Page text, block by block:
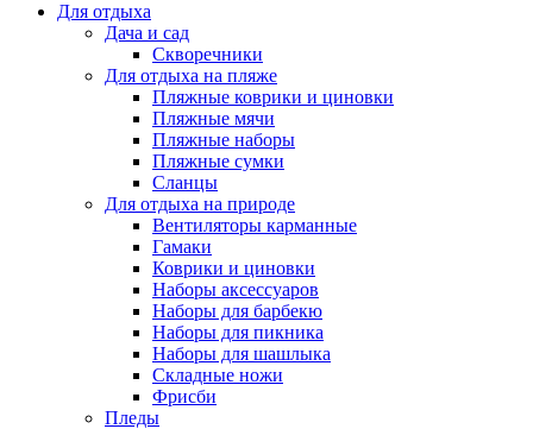
Для отдыха
Дача и сад
Скворечники
Для отдыха на пляже
Пляжные коврики и циновки
Пляжные мячи
Пляжные наборы
Пляжные сумки
Сланцы
Для отдыха на природе
Вентиляторы карманные
Гамаки
Коврики и циновки
Наборы аксессуаров
Наборы для барбекю
Наборы для пикника
Наборы для шашлыка
Складные ножи
Фрисби
Пледы